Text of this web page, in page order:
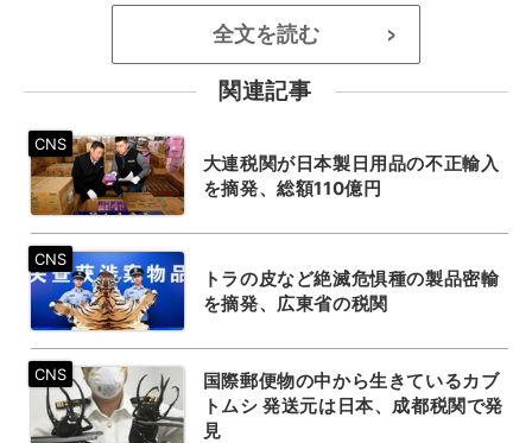
全文を読む >
関連記事
大連税関が日本製日用品の不正輸入
を摘発、総額110億円
トラの皮など絶滅危惧種の製品密輸
を摘発、広東省の税関
国際郵便物の中から生きているカブ
トムシ 発送元は日本、成都税関で発
見